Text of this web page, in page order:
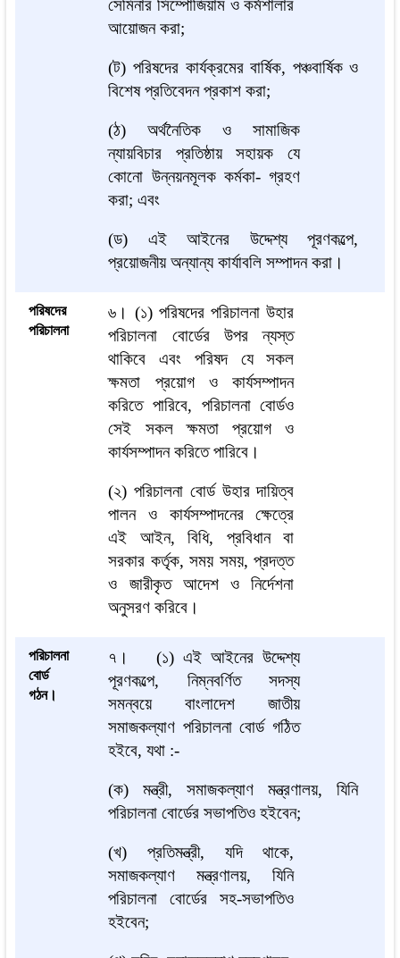
সেমিনার সিম্পোজিয়াম ও কর্মশালার
আয়োজন করা;
(ট) পরিষদের কার্যক্রমের বার্ষিক, পঞ্চবার্ষিক ও
বিশেষ প্রতিবেদন প্রকাশ করা;
(ঠ) অর্থনৈতিক ও সামাজিক
ন্যায়বিচার প্রতিষ্ঠায় সহায়ক যে
কোনো উন্নয়নমূলক কর্মকা- গ্রহণ
করা; এবং
(ড) এই আইনের উদ্দেশ্য পূরণকল্পে,
প্রয়োজনীয় অন্যান্য কার্যাবলি সম্পাদন করা।
পরিষদের
পরিচালনা
৬। (১) পরিষদের পরিচালনা উহার
পরিচালনা বোর্ডের উপর ন্যস্ত
থাকিবে এবং পরিষদ যে সকল
ক্ষমতা প্রয়োগ ও কার্যসম্পাদন
করিতে পারিবে, পরিচালনা বোর্ডও
সেই সকল ক্ষমতা প্রয়োগ ও
কার্যসম্পাদন করিতে পারিবে।
(২) পরিচালনা বোর্ড উহার দায়িত্ব
পালন ও কার্যসম্পাদনের ক্ষেত্রে
এই আইন, বিধি, প্রবিধান বা
সরকার কর্তৃক, সময় সময়, প্রদত্ত
ও জারীকৃত আদেশ ও নির্দেশনা
অনুসরণ করিবে।
পরিচালনা
বোর্ড
গঠন।
৭।
(১) এই আইনের উদ্দেশ্য
পূরণকল্পে, নিম্নবর্ণিত সদস্য
সমন্বয়ে বাংলাদেশ জাতীয়
সমাজকল্যাণ পরিচালনা বোর্ড গঠিত
হইবে, যথা :-
(ক) মন্ত্রী, সমাজকল্যাণ মন্ত্রণালয়, যিনি
পরিচালনা বোর্ডের সভাপতিও হইবেন;
(খ) প্রতিমন্ত্রী, যদি থাকে,
সমাজকল্যাণ মন্ত্রণালয়, যিনি
পরিচালনা বোর্ডের সহ-সভাপতিও
হইবেন;